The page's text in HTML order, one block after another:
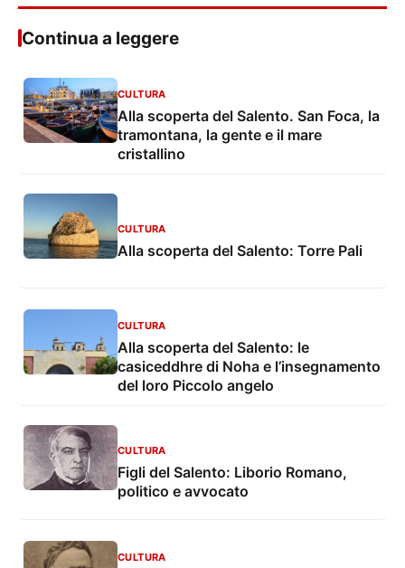
Continua a leggere
CULTURA
Alla scoperta del Salento. San Foca, la
tramontana, la gente e il mare
cristallino
CULTURA
Alla scoperta del Salento: Torre Pali
CULTURA
Alla scoperta del Salento: le
casiceddhre di Noha e l’insegnamento
del loro Piccolo angelo
CULTURA
Figli del Salento: Liborio Romano,
politico e avvocato
CULTURA